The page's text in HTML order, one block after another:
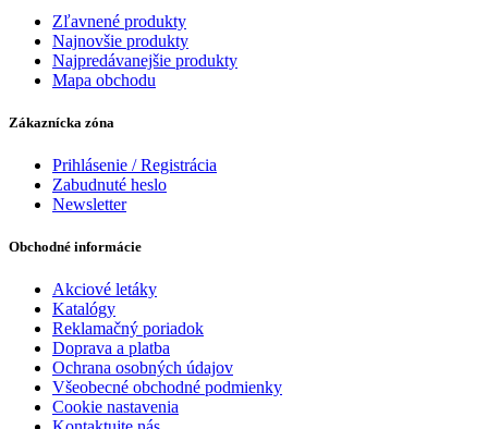
Zľavnené produkty
Najnovšie produkty
Najpredávanejšie produkty
Mapa obchodu
Zákaznícka zóna
Prihlásenie / Registrácia
Zabudnuté heslo
Newsletter
Obchodné informácie
Akciové letáky
Katalógy
Reklamačný poriadok
Doprava a platba
Ochrana osobných údajov
Všeobecné obchodné podmienky
Cookie nastavenia